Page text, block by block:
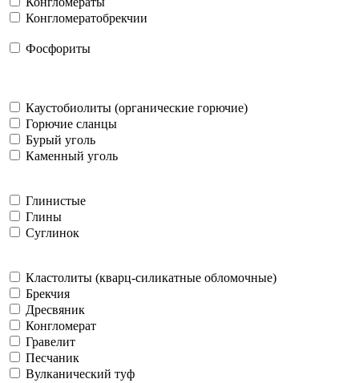
Конгломератобрекчии
Фосфориты
Каустобиолиты (органические горючие)
Горючие сланцы
Бурый уголь
Каменный уголь
Глинистые
Глины
Суглинок
Кластолиты (кварц-силикатные обломочные)
Брекчия
Дресвяник
Конгломерат
Гравелит
Песчаник
Вулканический туф